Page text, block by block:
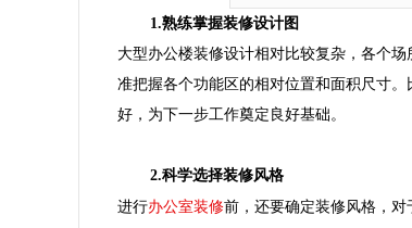
1.熟练掌握装修设计图
大型办公楼装修设计相对比较复杂，各个
准把握各个功能区的相对位置和面积尺寸
好，为下一步工作奠定良好基础。
2.科学选择装修风格
进行办公室装修前，还要确定装修风格，